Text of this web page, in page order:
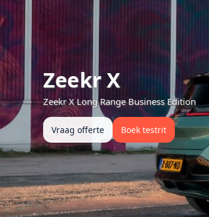
Zeekr X
Zeekr X Long Range Business Edition
Vraag offerte Boek testrit